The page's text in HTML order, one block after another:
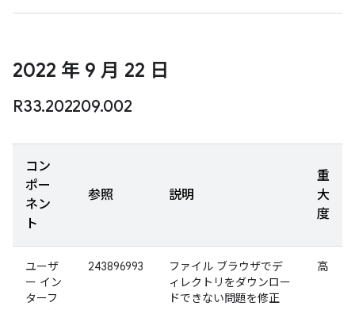
2022 年 9 月 22 日
R33.202209.002
コン
ポー
ネン
ト
参照 説明
重
大
度
ユーザ
ー イン
ターフ
243896993
ファイル ブラウザでデ
ィレクトリをダウンロー
ドできない問題を修正
高